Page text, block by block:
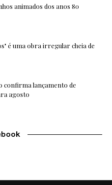
animados dos anos 80
é uma obra irregular cheia de
confirma lançamento de
agosto